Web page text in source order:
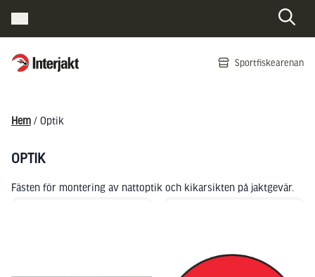
Interjakt SE Sportfiskearenan
Hem / Optik
OPTIK
Fästen för montering av nattoptik och kikarsikten på jaktgevär.